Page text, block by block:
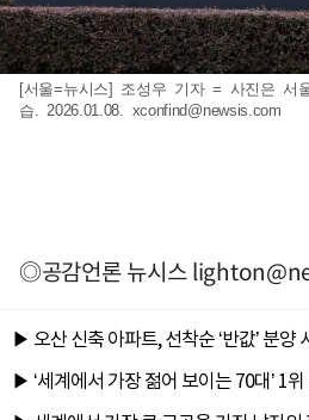
[서울=뉴시스] 조성우 기자 = 사진은 서
습. 2026.01.08. xconfind@newsis.com
◎공감언론 뉴시스